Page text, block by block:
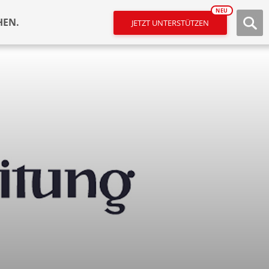
JETZT UNTERSTÜTZEN
NEU